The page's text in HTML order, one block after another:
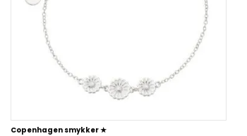
Copenhagen smykker ★